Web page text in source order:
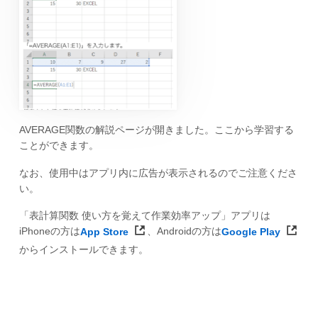
AVERAGE関数の解説ページが開きました。ここから学習する
ことができます。
なお、使用中はアプリ内に広告が表示されるのでご注意くださ
い。
「表計算関数 使い方を覚えて作業効率アップ」アプリは
iPhoneの方はApp Store 、Androidの方はGoogle Play
からインストールできます。